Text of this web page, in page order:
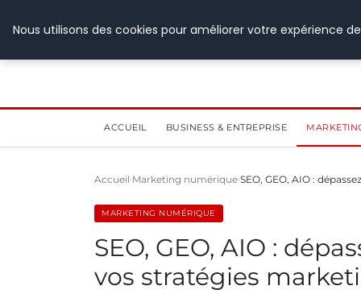
ACCUEIL BUSINESS & ENTREPRISE
Accueil Marketing numérique SEO, GEO, AIO :
MARKETING NUMÉRIQUE
SEO, GEO, AIO :
vos stratégies
Nous utilisons des cookies pour améliorer votre expérience